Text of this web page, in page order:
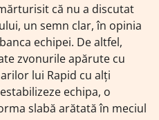
că nu a discutat
un semn clar, în opinia
echipei. De altfel,
zvonurile apărute cu
lui Rapid cu alți
echipa, o
slabă arătată în meciul